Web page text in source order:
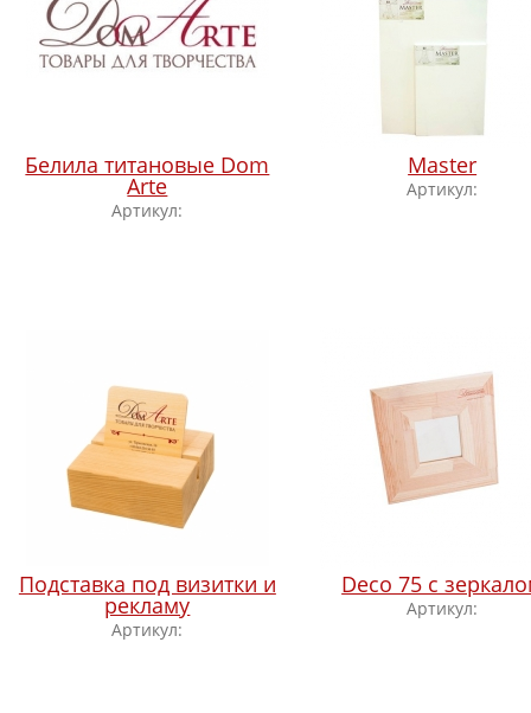
Белила титановые Dom
Arte
Артикул:
Master
Артикул:
Подставка под визитки и
рекламу
Артикул:
Deco 75 с
Артикул: